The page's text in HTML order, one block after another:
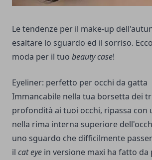
Le tendenze per il make-up
esaltare lo sguardo ed il sorriso.
moda per il tuo beauty case!
Eyeliner: perfetto per occhi da gatta
Immancabile nella tua borsetta dei
profondità ai tuoi occhi, ripassa con
nella rima interna superiore
uno sguardo che difficilmente
il cat eye in versione maxi ha fatto